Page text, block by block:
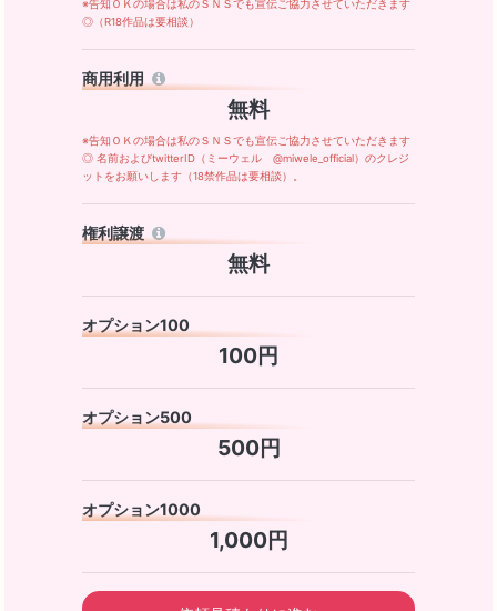
※告知ＯＫの場合は私のＳＮＳでも宣伝ご協力させていただきます
◎（R18作品は要相談）
商用利用
無料
※告知ＯＫの場合は私のＳＮＳでも宣伝ご協力させていただきます
◎ 名前およびtwitterID（ミーウェル @miwele_official）のクレジ
ットをお願いします（18禁作品は要相談）。
権利譲渡
無料
オプション100
100円
オプション500
500円
オプション1000
1,000円